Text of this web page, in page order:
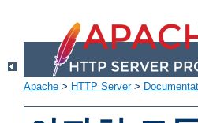
Apache > HTTP Server>